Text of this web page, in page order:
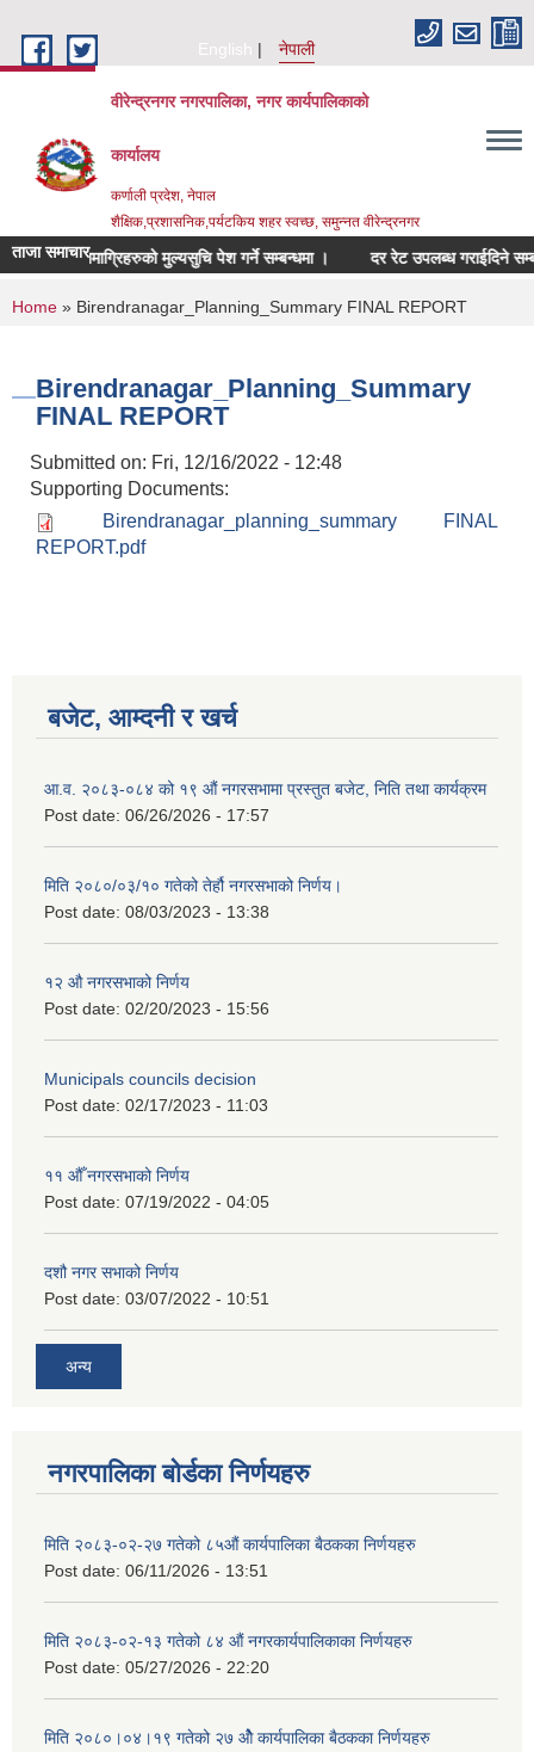
English
नेपाली
वीरेन्द्रनगर नगरपालिका, नगर कार्यपालिकाको
कार्यालय
कर्णाली प्रदेश, नेपाल
शैक्षिक,प्रशासनिक,पर्यटकिय शहर स्वच्छ, समुन्नत वीरेन्द्रनगर
ताजा समाचार
सामाग्रिहरुको मुल्यसुचि पेश गर्ने सम्बन्धमा । दर रेट उपलब्ध गराईदिने
You are here
Home » Birendranagar_Planning_Summary FINAL REPORT
Birendranagar_Planning_Summary
FINAL REPORT
Submitted on: Fri, 12/16/2022 - 12:48
Supporting Documents:
Birendranagar_planning_summary FINAL
REPORT.pdf
बजेट, आम्दनी र खर्च
आ.व. २०८३-०८४ को १९ औं नगरसभामा प्रस्तुत बजेट, निति तथा कार्यक्रम
Post date: 06/26/2026 - 17:57
मिति २०८०/०३/१० गतेको तेर्हौ नगरसभाको निर्णय।
Post date: 08/03/2023 - 13:38
१२ औ नगरसभाको निर्णय
Post date: 02/20/2023 - 15:56
Municipals councils decision
Post date: 02/17/2023 - 11:03
११ ‌औँ नगरसभाको निर्णय
Post date: 07/19/2022 - 04:05
दशौ नगर सभाको निर्णय
Post date: 03/07/2022 - 10:51
अन्य
नगरपालिका बोर्डका निर्णयहरु
मिति २०८३-०२-२७ गतेको ८५औं कार्यपालिका बैठकका निर्णयहरु
Post date: 06/11/2026 - 13:51
मिति २०८३-०२-१३ गतेको ८४ औं नगरकार्यपालिकाका निर्णयहरु
Post date: 05/27/2026 - 22:20
मिति २०८०।०४।१९ गतेको २७ ‌‍‌ओेै कार्यपालिका बैठकका निर्णयहरु